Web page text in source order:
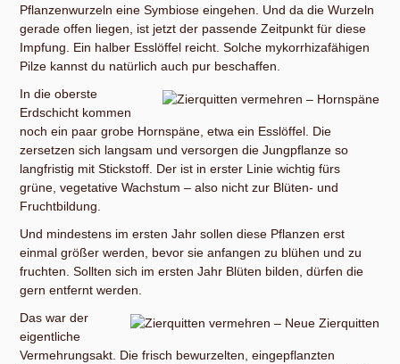
Pflanzenwurzeln eine Symbiose eingehen. Und da die Wurzeln
gerade offen liegen, ist jetzt der passende Zeitpunkt für diese
Impfung. Ein halber Esslöffel reicht. Solche mykorrhizafähigen
Pilze kannst du natürlich auch pur beschaffen.
In die oberste
Erdschicht kommen
noch ein paar grobe Hornspäne, etwa ein Esslöffel. Die
zersetzen sich langsam und versorgen die Jungpflanze so
langfristig mit Stickstoff. Der ist in erster Linie wichtig fürs
grüne, vegetative Wachstum – also nicht zur Blüten- und
Fruchtbildung.
Und mindestens im ersten Jahr sollen diese Pflanzen erst
einmal größer werden, bevor sie anfangen zu blühen und zu
fruchten. Sollten sich im ersten Jahr Blüten bilden, dürfen die
gern entfernt werden.
Das war der
eigentliche
Vermehrungsakt. Die frisch bewurzelten, eingepflanzten